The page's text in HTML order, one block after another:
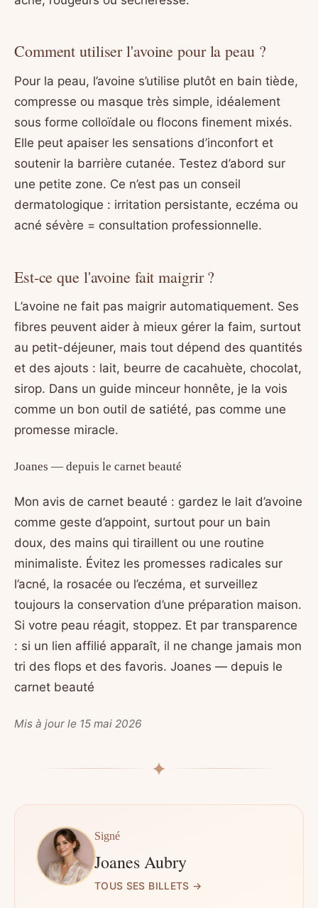
Comment utiliser l'avoine pour la peau ?
Pour la peau, l’avoine s’utilise plutôt en bain tiède,
compresse ou masque très simple, idéalement
sous forme colloïdale ou flocons finement mixés.
Elle peut apaiser les sensations d’inconfort et
soutenir la barrière cutanée. Testez d’abord sur
une petite zone. Ce n’est pas un conseil
dermatologique : irritation persistante, eczéma ou
acné sévère = consultation professionnelle.
Est-ce que l'avoine fait maigrir ?
L’avoine ne fait pas maigrir automatiquement. Ses
fibres peuvent aider à mieux gérer la faim, surtout
au petit-déjeuner, mais tout dépend des quantités
et des ajouts : lait, beurre de cacahuète, chocolat,
sirop. Dans un guide minceur honnête, je la vois
comme un bon outil de satiété, pas comme une
promesse miracle.
Joanes — depuis le carnet beauté
Mon avis de carnet beauté : gardez le lait d’avoine
comme geste d’appoint, surtout pour un bain
doux, des mains qui tiraillent ou une routine
minimaliste. Évitez les promesses radicales sur
l’acné, la rosacée ou l’eczéma, et surveillez
toujours la conservation d’une préparation maison.
Si votre peau réagit, stoppez. Et par transparence
: si un lien affilié apparaît, il ne change jamais mon
tri des flops et des favoris. Joanes — depuis le
carnet beauté
Mis à jour le 15 mai 2026
Signé
Joanes Aubry
TOUS SES BILLETS →